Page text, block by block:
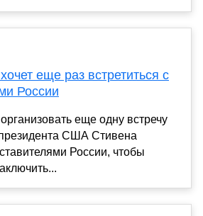
еще раз встретиться с
России
еще одну встречу
США Стивена
России, чтобы